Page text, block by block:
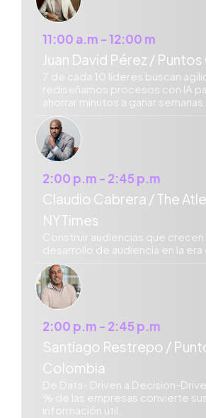
11:00 a.m - 12:00 m
Juan David Pérez /
7 de cada 10 líderes buscan
rediseñamos procesos con IA
ahorrar minutos a ganar semanas.
2:00 p.m - 2:45 p.m
Claudio Cabrera / The
NYTimes
Construir audiencias que crecen
desarrollo de audiencia en la era
2:00 p.m - 2:45 p.m
Santiago Restrepo /
Colombia
De Data- Driven a Decision-
% de las empresas convierte
información útil.